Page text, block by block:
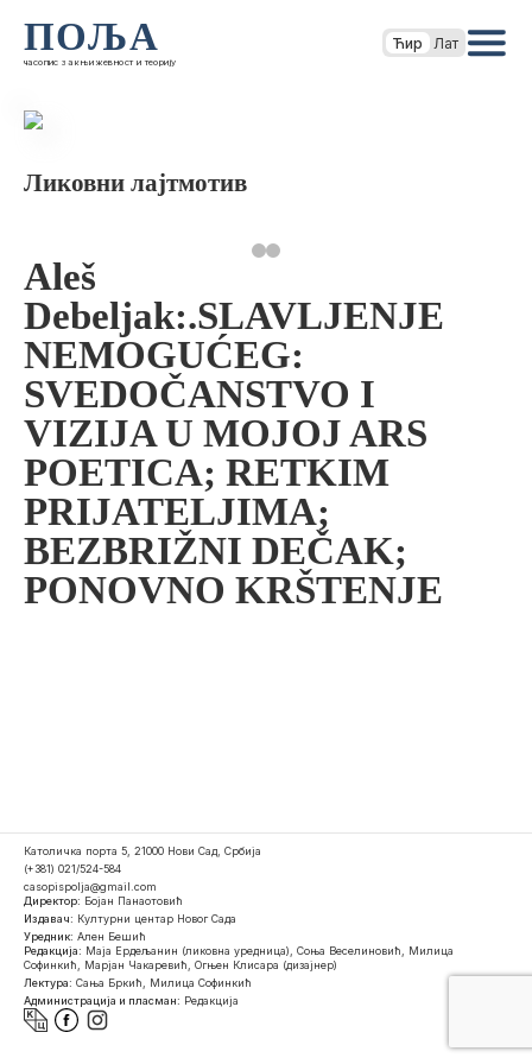
ПОЉА
часопис за књижевност и теорију
Ћир Лат
Ликовни лајтмотив
Aleš
Debeljak:.SLAVLJENJE
NEMOGUĆEG:
SVEDOČANSTVO I
VIZIJA U MOJOJ ARS
POETICA; RETKIM
PRIJATELJIMA;
BEZBRIŽNI DEČAK;
PONOVNO KRŠTENJE
Католичка порта 5, 21000 Нови Сад, Србија
(+381) 021/524-584
casopispolja@gmail.com
Директор: Бојан Панаотовић
Издавач: Културни центар Новог Сада
Уредник: Ален Бешић
Редакција: Маја Ердељанин (ликовна уредница), Соња Веселиновић, Милица
Софинкић, Марјан Чакаревић, Огњен Клисара (дизајнер)
Лектура: Сања Бркић, Милица Софинкић
Администрација и пласман: Редакција